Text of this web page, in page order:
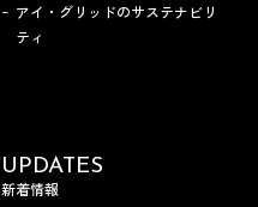
アイ・グリッドのサステナビリ
ティ
UPDATES
新着情報